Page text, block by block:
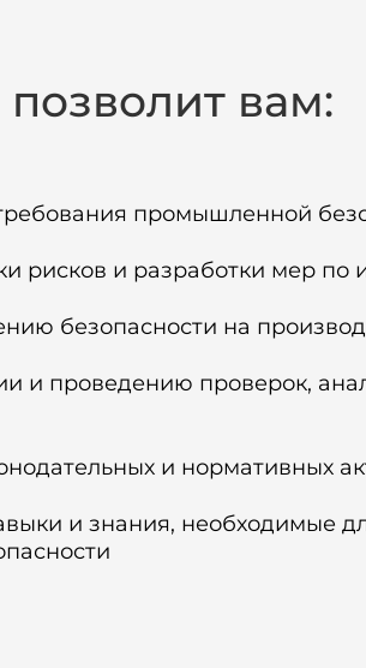
вам:
промышленной
рисков и разработки мер по
безопасности на
и проведению проверок,
и нормативных
и знания, необходимые